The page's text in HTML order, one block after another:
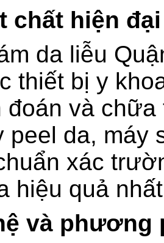
chất hiện đại
da liễu
thiết bị y
đoán và
peel da,
xác
hiệu quả
và phương